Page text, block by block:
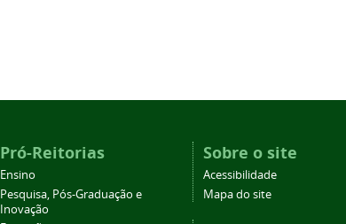
Pró-Reitorias
Ensino
Pesquisa, Pós-Graduação e
Inovação
Sobre o site
Acessibilidade
Mapa do site